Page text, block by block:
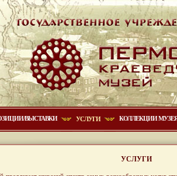
ВЫСТАВКИ УСЛУГИ КОЛЛЕКЦИИ
УСЛУГИ